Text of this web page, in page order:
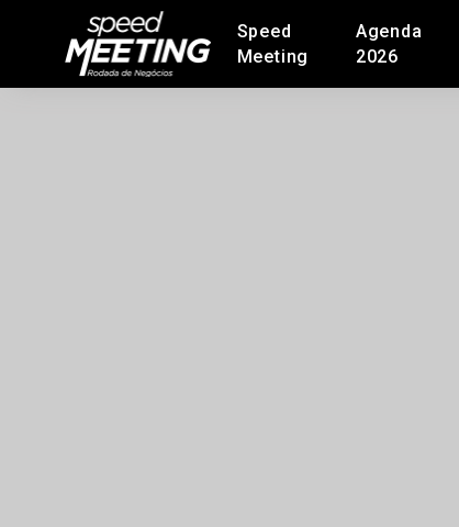
Speed
Meeting
Agenda
2026